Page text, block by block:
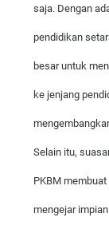
saja. Dengan
pendidikan
besar untuk
ke jenjang
Selain itu,
PKBM
mengejar